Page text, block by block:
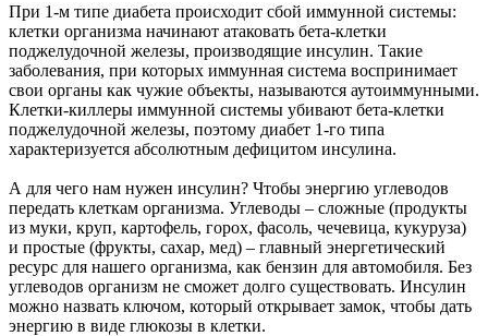
При 1-м типе диабета происходит сбой иммунной системы:
клетки организма начинают атаковать бета-клетки
поджелудочной железы, производящие инсулин. Такие
заболевания, при которых иммунная система воспринимает
свои органы как чужие объекты, называются аутоиммунными.
Клетки-киллеры иммунной системы убивают бета-клетки
поджелудочной железы, поэтому диабет 1-го типа
характеризуется абсолютным дефицитом инсулина.
А для чего нам нужен инсулин? Чтобы энергию углеводов
передать клеткам организма. Углеводы – сложные (продукты
из муки, круп, картофель, горох, фасоль, чечевица, кукуруза)
и простые (фрукты, сахар, мед) – главный энергетический
ресурс для нашего организма, как бензин для автомобиля. Без
углеводов организм не сможет долго существовать. Инсулин
можно назвать ключом, который открывает замок, чтобы дать
энергию в виде глюкозы в клетки.